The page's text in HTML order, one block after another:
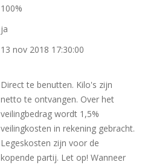
100%
ja
13 nov 2018 17:30:00
Direct te benutten. Kilo's zijn
netto te ontvangen. Over het
veilingbedrag wordt 1,5%
veilingkosten in rekening gebracht.
Legeskosten zijn voor de
kopende partij. Let op! Wanneer